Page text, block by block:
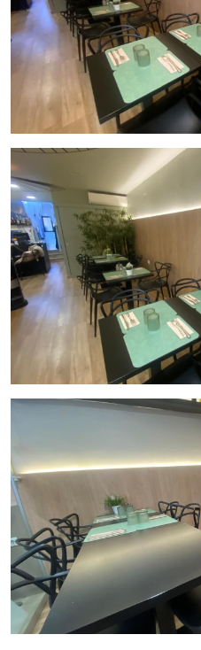
clientela. ✔Listo para
inversión adicional.
???? Contáctanos ahora para
agendar una visita.
Inmo
de hostelería.